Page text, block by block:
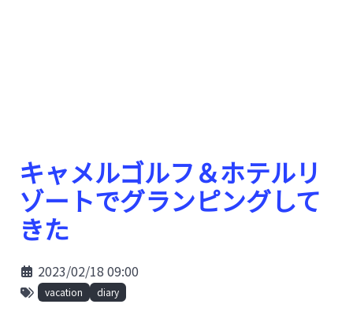
キャメルゴルフ＆ホテルリ
ゾートでグランピングして
きた
2023/02/18 09:00
vacation diary